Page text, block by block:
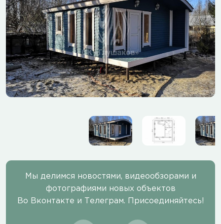
Мы делимся новостями, видеообзорами и
фотографиями новых объектов
Во Вконтакте и Телеграм. Присоединяйтесь!